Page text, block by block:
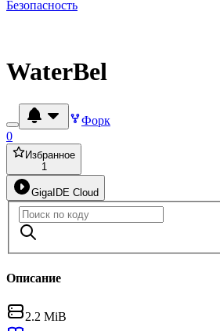
Безопасность
WaterBel
Форк
0
Избранное
1
GigaIDE Cloud
Описание
2.2 MiB